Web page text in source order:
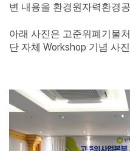
변 내용을 환경원자력환경
아래 사진은 고준위폐기물
단 자체 Workshop 기념 사